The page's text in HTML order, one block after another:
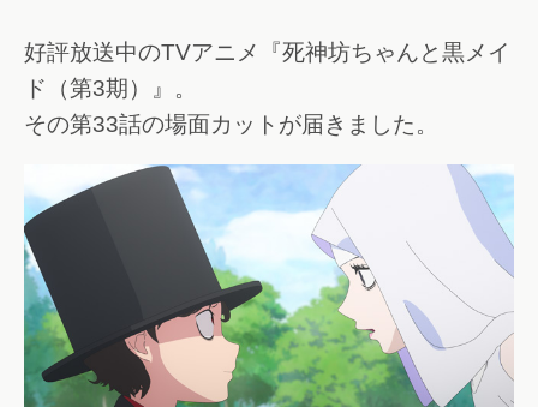
好評放送中のTVアニメ『死神坊ちゃんと黒メイ
ド（第3期）』。
その第33話の場面カットが届きました。